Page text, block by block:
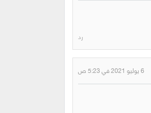
رد
6 يوليو 2021 في 5:23 ص